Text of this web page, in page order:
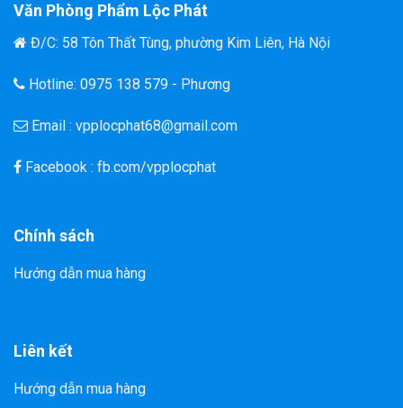
Văn Phòng Phẩm Lộc Phát
Đ/C: 58 Tôn Thất Tùng, phường Kim Liên, Hà Nội
Hotline: 0975 138 579 - Phương
Email : vpplocphat68@gmail.com
Facebook : fb.com/vpplocphat
Chính sách
Hướng dẫn mua hàng
Liên kết
Hướng dẫn mua hàng